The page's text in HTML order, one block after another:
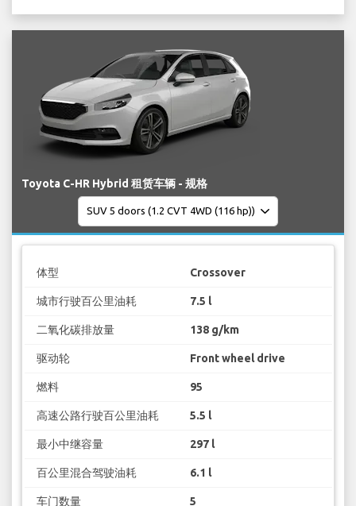
Toyota C-HR Hybrid 租赁车辆 - 规格
体型 Crossover
城市行驶百公里油耗 7.5 l
二氧化碳排放量 138 g/km
驱动轮 Front wheel drive
燃料 95
高速公路行驶百公里油耗 5.5 l
最小中继容量 297 l
百公里混合驾驶油耗 6.1 l
车门数量 5